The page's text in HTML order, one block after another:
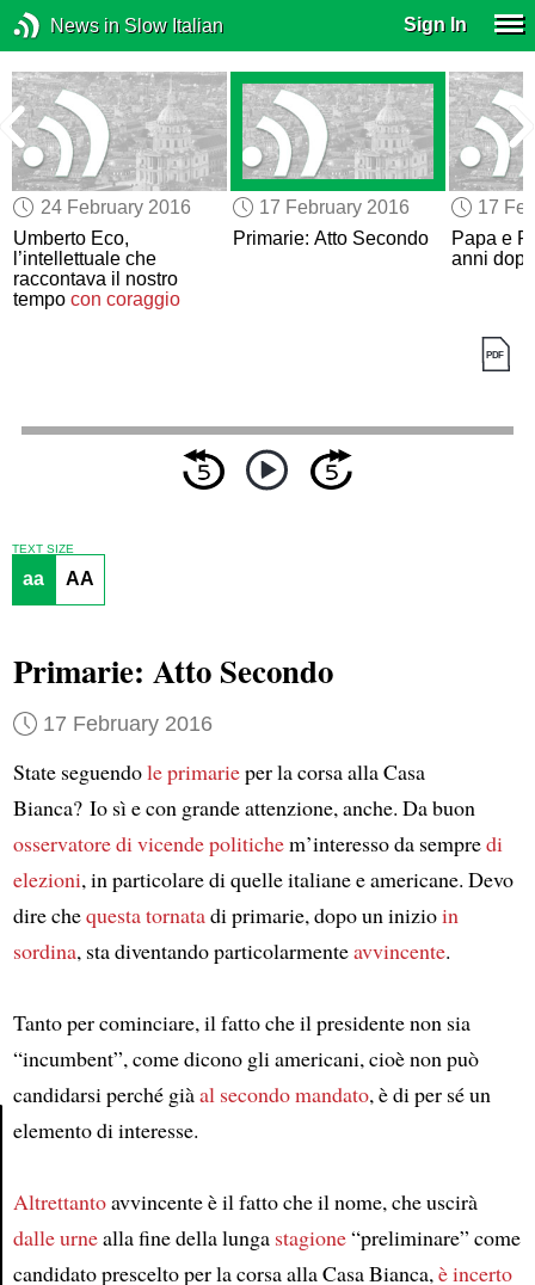
News in Slow Italian Sign In
24 February 2016
Umberto Eco,
l’intellettuale che
raccontava il nostro
tempocon coraggio
17 February 2016
Primarie: Atto Secondo
17
Papa e
anni dopo
TEXT SIZE
aa AA
Primarie: Atto Secondo
17 February 2016
State seguendole primarieper la corsa alla Casa
Bianca? Io sì e con grande attenzione, anche. Da buon
osservatore di vicende politichem’interesso da sempredi
elezioni, in particolare di quelle italiane e americane. Devo
dire chequesta tornatadi primarie, dopo un inizioin
sordina, sta diventando particolarmenteavvincente.
Tanto per cominciare, il fatto che il presidente non sia
“incumbent”, come dicono gli americani, cioè non può
candidarsi perché giàal secondo mandato, è di per sé un
elemento di interesse.
Altrettantoavvincente è il fatto che il nome, che uscirà
dalle urnealla fine della lunga stagione“preliminare” come
candidato prescelto per la corsa alla Casa Bianca,è incerto